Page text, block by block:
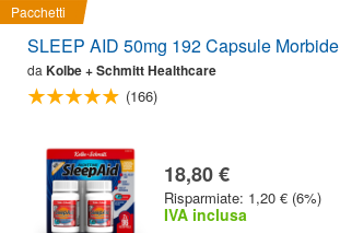
Pacchetti
SLEEP AID 50mg 192 Capsule Morbide
da Kolbe + Schmitt Healthcare
(166)
18,80 €
Risparmiate: 1,20 € (6%)
IVA inclusa